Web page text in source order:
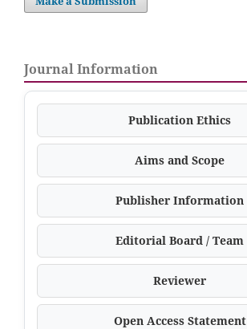
Journal Information
Publication Ethics
Aims and Scope
Publisher Information
Editorial Board / Team
Reviewer
Open Access Statement